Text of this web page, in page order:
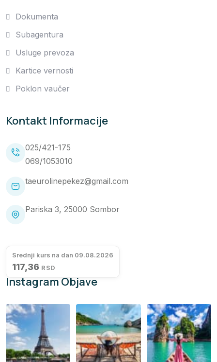
Dokumenta
Subagentura
Usluge prevoza
Kartice vernosti
Poklon vaučer
Kontakt Informacije
025/421-175
069/1053010
taeurolinepekez@gmail.com
Pariska 3, 25000 Sombor
Srednji kurs na dan 09.08.2026
117,36 RSD
Instagram Objave